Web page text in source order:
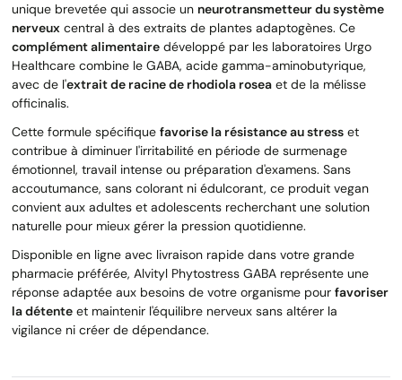
unique brevetée qui associe un neurotransmetteur du système
nerveux central à des extraits de plantes adaptogènes. Ce
complément alimentaire développé par les laboratoires Urgo
Healthcare combine le GABA, acide gamma-aminobutyrique,
avec de l'extrait de racine de rhodiola rosea et de la mélisse
officinalis.
Cette formule spécifique favorise la résistance au stress et
contribue à diminuer l'irritabilité en période de surmenage
émotionnel, travail intense ou préparation d'examens. Sans
accoutumance, sans colorant ni édulcorant, ce produit vegan
convient aux adultes et adolescents recherchant une solution
naturelle pour mieux gérer la pression quotidienne.
Disponible en ligne avec livraison rapide dans votre grande
pharmacie préférée, Alvityl Phytostress GABA représente une
réponse adaptée aux besoins de votre organisme pour favoriser
la détente et maintenir l'équilibre nerveux sans altérer la
vigilance ni créer de dépendance.